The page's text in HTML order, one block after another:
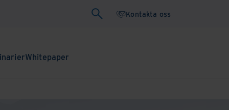
Kontakta oss
Whitepaper